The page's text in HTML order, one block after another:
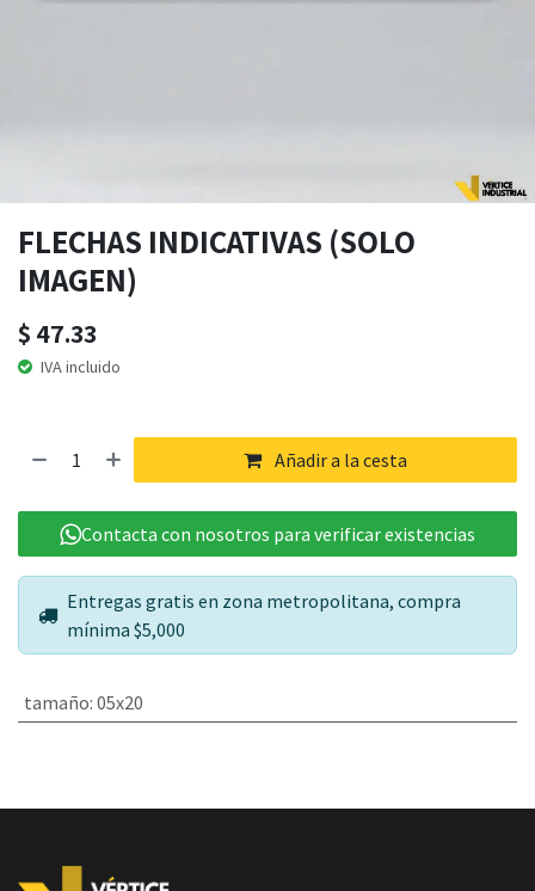
FLECHAS INDICATIVAS (SOLO
IMAGEN)
$ 47.33
IVA incluido
Añadir a la cesta
Contacta con nosotros para verificar existencias
Entregas gratis en zona metropolitana, compra
mínima $5,000
tamaño: 05x20